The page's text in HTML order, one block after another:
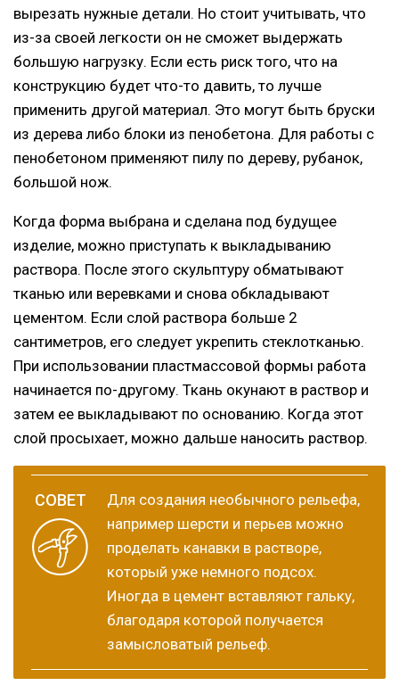
вырезать нужные детали. Но стоит учитывать, что
из-за своей легкости он не сможет выдержать
большую нагрузку. Если есть риск того, что на
конструкцию будет что-то давить, то лучше
применить другой материал. Это могут быть бруски
из дерева либо блоки из пенобетона. Для работы с
пенобетоном применяют пилу по дереву, рубанок,
большой нож.
Когда форма выбрана и сделана под будущее
изделие, можно приступать к выкладыванию
раствора. После этого скульптуру обматывают
тканью или веревками и снова обкладывают
цементом. Если слой раствора больше 2
сантиметров, его следует укрепить стеклотканью.
При использовании пластмассовой формы работа
начинается по-другому. Ткань окунают в раствор и
затем ее выкладывают по основанию. Когда этот
слой просыхает, можно дальше наносить раствор.
Для создания необычного рельефа,
например шерсти и перьев можно
проделать канавки в растворе,
который уже немного подсох.
Иногда в цемент вставляют гальку,
благодаря которой получается
замысловатый рельеф.